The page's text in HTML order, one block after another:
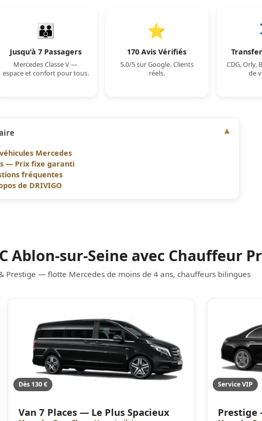
👪
Jusqu'à 7 Passagers
Mercedes Classe V —
espace et confort pour tous.
⭐
170 Avis Vérifiés
5.0/5 sur Google. Clients
réels.
CDG, Orly,
de
Mercedes
— Prix fixe garanti
fréquentes
de DRIVIGO
Ablon-sur-Seine avec Chauffeur
Prestige — flotte Mercedes de moins de 4 ans, chauffeurs bilingues
Dès 130 €
Van 7 Places — Le Plus Spacieux
Service VIP
Prestige